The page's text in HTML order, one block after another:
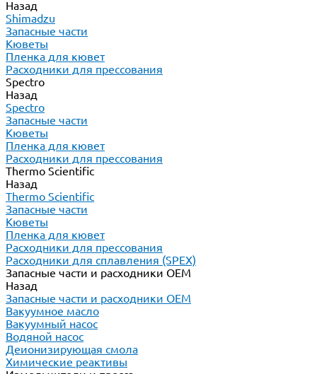
Назад
Shimadzu
Запасные части
Кюветы
Пленка для кювет
Расходники для прессования
Spectro
Назад
Spectro
Запасные части
Кюветы
Пленка для кювет
Расходники для прессования
Thermo Scientific
Назад
Thermo Scientific
Запасные части
Кюветы
Пленка для кювет
Расходники для прессования
Расходники для сплавления (SPEX)
Запасные части и расходники ОЕМ
Назад
Запасные части и расходники ОЕМ
Вакуумное масло
Вакуумный насос
Водяной насос
Деионизирующая смола
Химические реактивы